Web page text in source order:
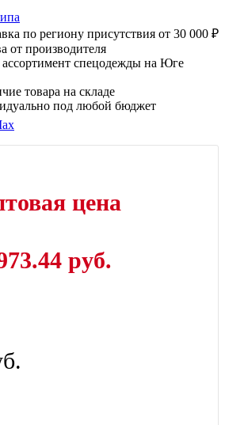
по региону присутствия от 30 000 ₽
от производителя
спецодежды на Юге
товара на складе
под любой бюджет
цена
руб.